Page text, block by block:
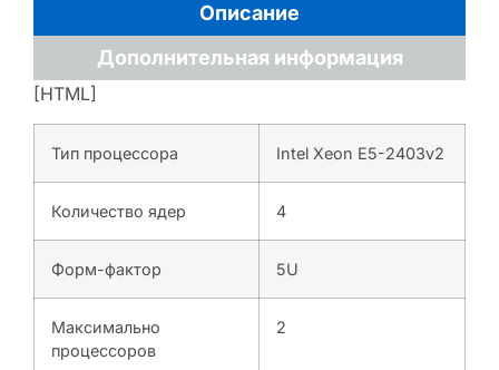
Описание
Дополнительная информация
[HTML]
Тип процессора Intel Xeon E5-2403v2
Количество ядер 4
Форм-фактор 5U
Максимально
процессоров
2